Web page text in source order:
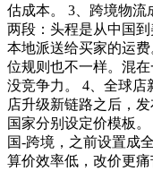
估成本。 3、跨境物流
两段：头程是从中国
本地派送给买家的运
位规则也不一样。混
没竞争力。 4、全球店
店升级新链路之后，
国家分别设定价模板
国-跨境，之前设置成
算价效率低，改价更